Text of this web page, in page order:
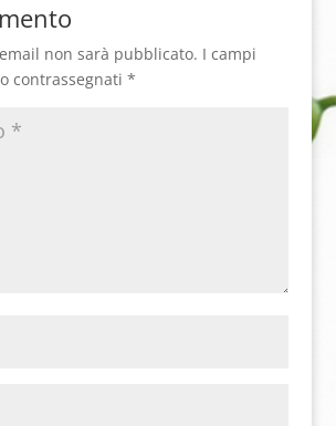
non sarà pubblicato. I campi
contrassegnati *